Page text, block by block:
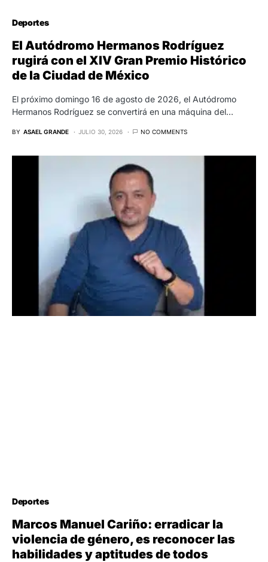
Deportes
El Autódromo Hermanos Rodríguez
rugirá con el XIV Gran Premio Histórico
de la Ciudad de México
El próximo domingo 16 de agosto de 2026, el Autódromo
Hermanos Rodríguez se convertirá en una máquina del…
BY ASAEL GRANDE JULIO 30, 2026 NO COMMENTS
Deportes
Marcos Manuel Cariño: erradicar la
violencia de género, es reconocer las
habilidades y aptitudes de todos